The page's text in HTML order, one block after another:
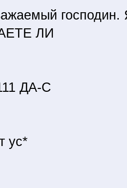
господин.
ЛИ
ДА-С
ус*